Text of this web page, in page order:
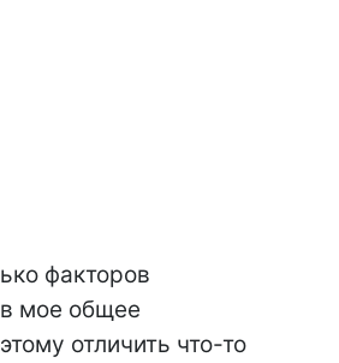
факторов
мое общее
отличить что-то